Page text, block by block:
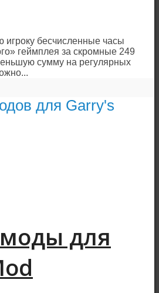
бесчисленные часы
геймплея за скромные 249
сумму на регулярных
для